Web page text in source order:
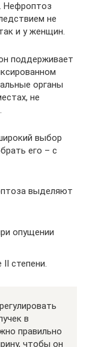
Нефроптоз
не
и у женщин.
поддерживает
органы
не
выбор
его – с
выделяют
опущении
степени.
в
правильно
чтобы он